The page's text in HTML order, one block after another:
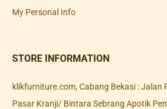
My Personal Info
STORE INFORMATION
klikfurniture.com, Cabang Bekasi : Jalan
Pasar Kranji/ Bintara Sebrang Apotik